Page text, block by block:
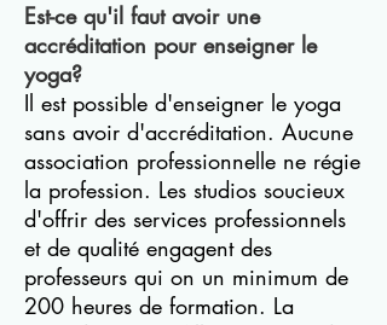
Est-ce qu'il faut avoir une
accréditation pour enseigner le
yoga?
Il est possible d'enseigner le yoga
sans avoir d'accréditation. Aucune
association professionnelle ne régie
la profession. Les studios soucieux
d'offrir des services professionnels
et de qualité engagent des
professeurs qui on un minimum de
200 heures de formation. La